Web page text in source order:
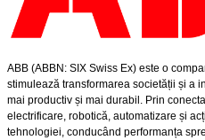
ABB (ABBN: SIX Swiss Ex) este o
stimulează transformarea societății și a
mai productiv și mai durabil. Prin
electrificare, robotică, automatizare și
tehnologiei, conducând performanța